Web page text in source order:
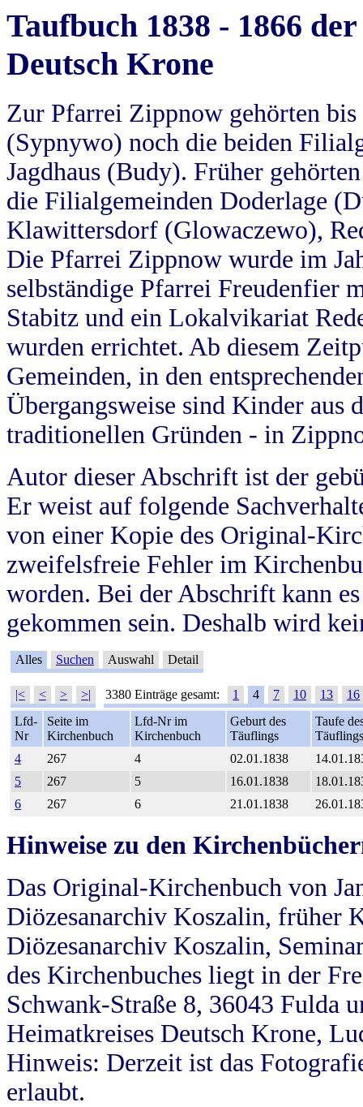
Taufbuch 1838 - 1866
Deutsch Krone
Zur Pfarrei Zippnow gehörten
(Sypnywo) noch die beiden
Jagdhaus (Budy). Früher
die Filialgemeinden Doderlage
Klawittersdorf (Glowaczewo),
Die Pfarrei Zippnow wurde im
selbständige Pfarrei Freudenfier
Stabitz und ein Lokalvikariat
wurden errichtet. Ab diesem
Gemeinden, in den
Übergangsweise sind Kinder aus
traditionellen Gründen - in
Autor dieser Abschrift ist der
Er weist auf folgende
von einer Kopie des Original-
zweifelsfreie Fehler im
worden. Bei der Abschrift kann
gekommen sein. Deshalb wird
Alles Suchen Auswahl Detail
|< < > >| 3380 Einträge gesamt: 1 4 7 10 13
16
Lfd-
Nr
Seite im
Kirchenbuch
Lfd-Nr im
Kirchenbuch
Geburt des
Täuflings
Taufe
Täuflings
4
267 4 02.01.1838
5
267 5 16.01.1838
6
267 6 21.01.1838
Hinweise zu den
Das Original-Kirchenbuch von
Diözesanarchiv Koszalin, früher
Diözesanarchiv Koszalin,
des Kirchenbuches liegt in der
Schwank-Straße 8, 36043 Fulda
Heimatkreises Deutsch Krone,
Hinweis: Derzeit ist das
erlaubt.